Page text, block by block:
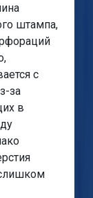
штампа,
с
за
в